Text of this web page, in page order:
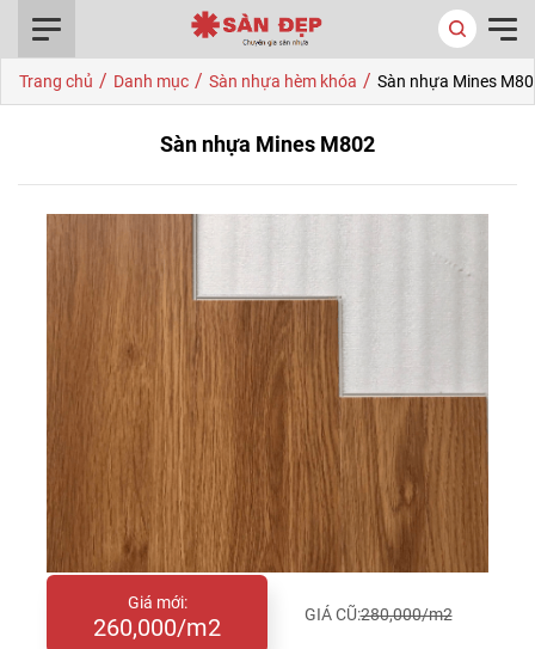
Trang chủ / Danh mục / Sàn nhựa hèm khóa / Sàn nhựa Mines
Sàn nhựa Mines M802
Giá mới:
260,000/m2 GIÁ CŨ:280,000/m2